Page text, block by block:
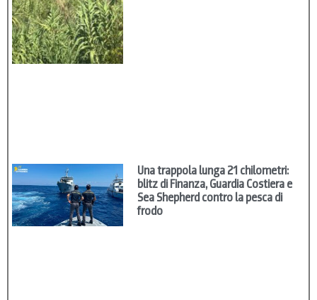
Una trappola lunga 21 chilometri:
blitz di Finanza, Guardia Costiera e
Sea Shepherd contro la pesca di
frodo